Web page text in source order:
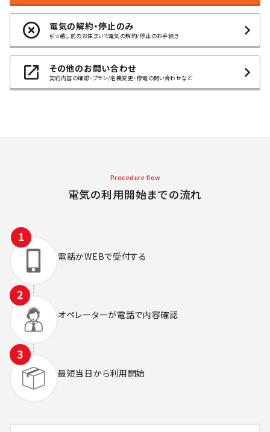
電気の解約・停止のみ
引っ越し前のお住まいで電気の解約/停止のお手続き
その他のお問い合わせ
契約内容の確認・プラン/名義変更・停電の問い合わせなど
Procedure flow
電気の利用開始までの流れ
電話かWEBで受付する
オペレーターが電話で内容確認
最短当日から利用開始